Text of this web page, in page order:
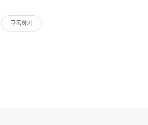
구독하기